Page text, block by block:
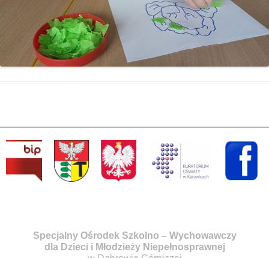
Specjalny Ośrodek Szkolno – Wychowawczy
dla Dzieci i Młodzieży Niepełnosprawnej